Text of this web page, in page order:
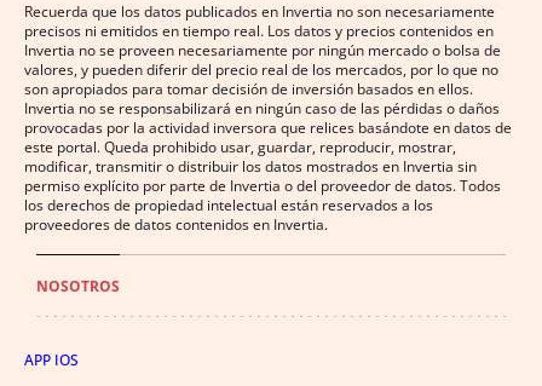
Recuerda que los datos publicados en Invertia no son necesariamente
precisos ni emitidos en tiempo real. Los datos y precios contenidos en
Invertia no se proveen necesariamente por ningún mercado o bolsa de
valores, y pueden diferir del precio real de los mercados, por lo que no
son apropiados para tomar decisión de inversión basados en ellos.
Invertia no se responsabilizará en ningún caso de las pérdidas o daños
provocadas por la actividad inversora que relices basándote en datos de
este portal. Queda prohibido usar, guardar, reproducir, mostrar,
modificar, transmitir o distribuir los datos mostrados en Invertia sin
permiso explícito por parte de Invertia o del proveedor de datos. Todos
los derechos de propiedad intelectual están reservados a los
proveedores de datos contenidos en Invertia.
NOSOTROS
APP IOS